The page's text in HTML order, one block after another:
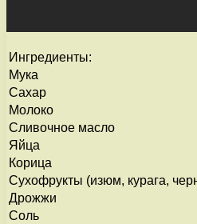
Ингредиенты:
Мука
Сахар
Молоко
Сливочное масло
Яйца
Корица
Сухофрукты (изюм, курага,
Дрожжи
Соль